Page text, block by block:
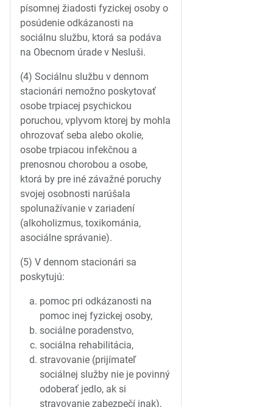
písomnej žiadosti fyzickej osoby o
posúdenie odkázanosti na
sociálnu službu, ktorá sa podáva
na Obecnom úrade v Nesluši.
(4) Sociálnu službu v dennom
stacionári nemožno poskytovať
osobe trpiacej psychickou
poruchou, vplyvom ktorej by mohla
ohrozovať seba alebo okolie,
osobe trpiacou infekčnou a
prenosnou chorobou a osobe,
ktorá by pre iné závažné poruchy
svojej osobnosti narúšala
spolunažívanie v zariadení
(alkoholizmus, toxikománia,
asociálne správanie).
(5) V dennom stacionári sa
poskytujú:
pomoc pri odkázanosti na
pomoc inej fyzickej osoby,
sociálne poradenstvo,
sociálna rehabilitácia,
stravovanie (prijímateľ
sociálnej služby nie je povinný
odoberať jedlo, ak si
stravovanie zabezpečí inak),